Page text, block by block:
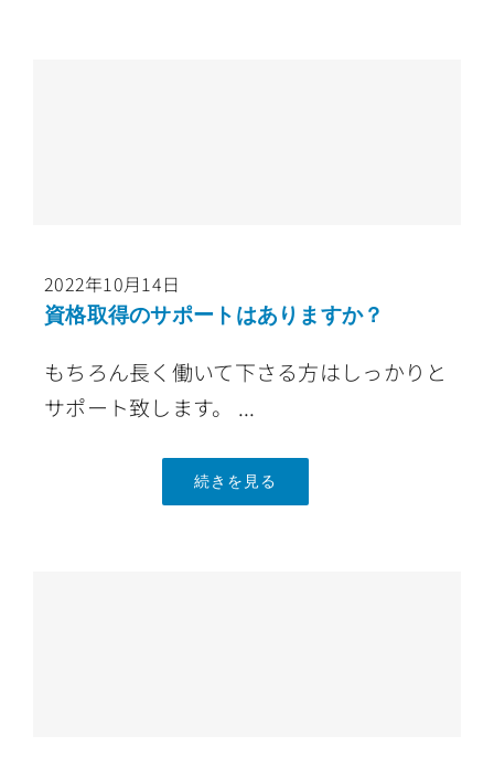
2022年10月14日
資格取得のサポートはありますか？
もちろん長く働いて下さる方はしっかりと
サポート致します。 ...
続きを見る